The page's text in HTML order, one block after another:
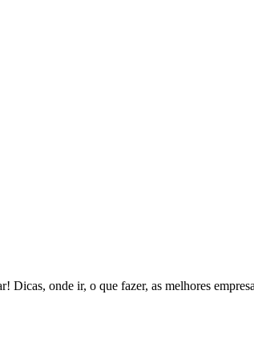
Dicas, onde ir, o que fazer, as melhores